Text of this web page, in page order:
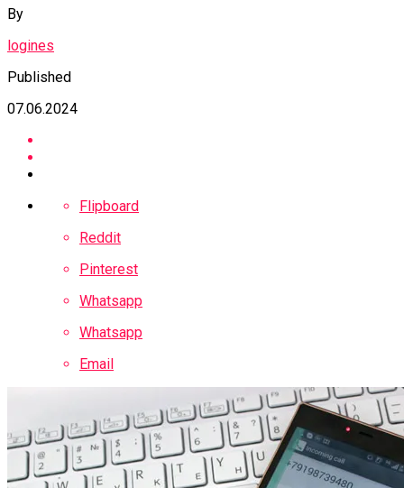
By
logines
Published
07.06.2024
Flipboard
Reddit
Pinterest
Whatsapp
Whatsapp
Email